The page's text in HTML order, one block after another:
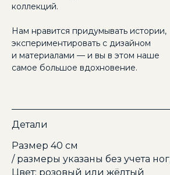
коллекций.
Нам нравится придумывать истории,
экспериментировать с дизайном
и материалами — и вы в этом наше
самое большое вдохновение.
Детали
Размер 40 см
/ размеры указаны без учета
Цвет: розовый или жёлтый